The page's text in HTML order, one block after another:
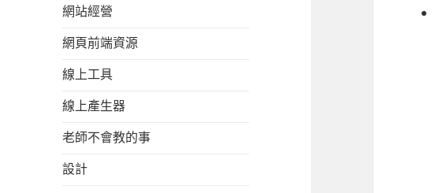
網站經營
網頁前端資源
線上工具
線上產生器
老師不會教的事
設計